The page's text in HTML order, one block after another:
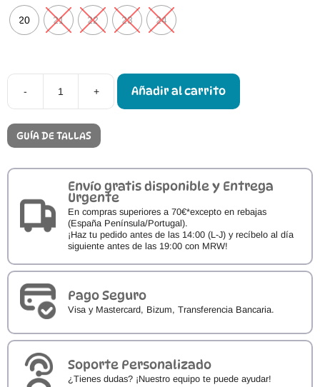
20 21 22 23 24
-
Calzado
Respetuoso
+ Añadir al carrito
GUÍA DE TALLAS
Envío gratis disponible y Entrega
Urgente
En compras superiores a 70€*excepto en rebajas
(España Península/Portugal).
¡Haz tu pedido antes de las 14:00 (L-J) y recíbelo al día
siguiente antes de las 19:00 con MRW!
Pago Seguro
Visa y Mastercard, Bizum, Transferencia Bancaria.
Soporte Personalizado
¿Tienes dudas? ¡Nuestro equipo te puede ayudar!